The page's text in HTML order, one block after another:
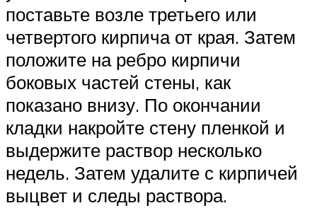
поставьте возле третьего или
четвертого кирпича от края. Затем
положите на ребро кирпичи
боковых частей стены, как
показано внизу. По окончании
кладки накройте стену пленкой и
выдержите раствор несколько
недель. Затем удалите с кирпичей
выцвет и следы раствора.